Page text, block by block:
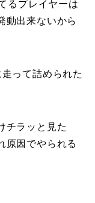
るプレイヤーは
動出来ないから
って詰められた
チラッと見た
原因でやられる